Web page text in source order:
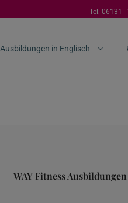
Tel: 06131 -
Ausbildungen in Englisch
WAY Fitness Ausbildungen